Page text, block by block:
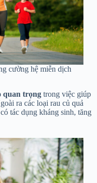
cường hệ miễn dịch
quan trọng trong việc giúp
ra các loại rau củ quả
tác dụng kháng sinh, tăng